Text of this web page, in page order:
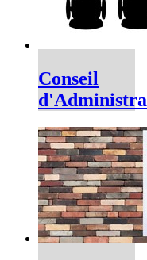
Conseil